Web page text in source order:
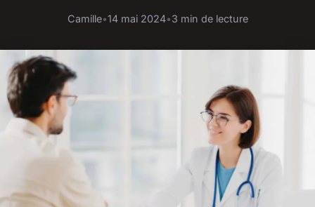
Camille•14 mai 2024•3 min de lecture